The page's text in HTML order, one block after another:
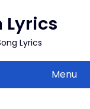
Lyrics
Lyrics
Menu